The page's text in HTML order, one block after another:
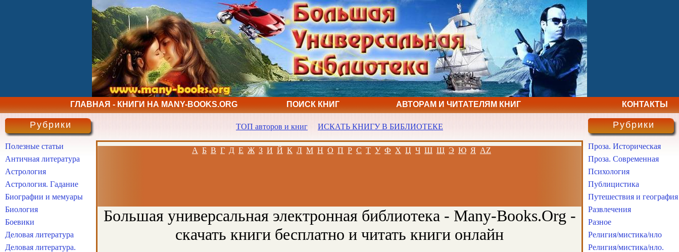
ГЛАВНАЯ - КНИГИ НА MANY-BOOKS.ORG ПОИСК КНИГ АВТОРАМ И ЧИТАТЕЛЯМ КНИГ КОНТАКТЫ
ТОП авторов и книг ИСКАТЬ КНИГУ В БИБЛИОТЕКЕ
А Б В Г Д Е Ж З И Й К Л М Н О П Р С Т У Ф Х Ц Ч Ш Щ Э Ю Я AZ
Большая универсальная электронная библиотека - Many-Books.Org -
скачать книги бесплатно и читать книги онлайн
Рубрики
Полезные статьи
Античная литература
Астрология
Астрология. Гадание
Биографии и мемуары
Биология
Боевики
Деловая литература
Деловая литература.
Рубрики
Проза. Историческая
Проза. Современная
Психология
Публицистика
Путешествия и география
Развлечения
Разное
Религия/мистика/нло
Религия/мистика/нло.